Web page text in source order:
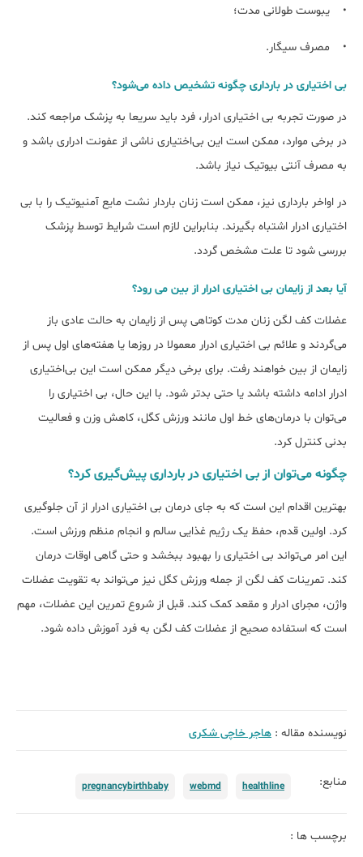
• یبوست طولانی مدت؛
• مصرف سیگار.
بی اختیاری در بارداری چگونه تشخیص داده می‌شود؟
در صورت تجربه بی اختیاری ادرار، فرد باید سریعا به پزشک مراجعه کند.
در برخی موارد، ممکن است این بی‌اختیاری ناشی از عفونت ادراری باشد و
به مصرف آنتی بیوتیک نیاز باشد.
در اواخر بارداری نیز، ممکن است زنان باردار نشت مایع آمنیوتیک را با بی
اختیاری ادرار اشتباه بگیرند. بنابراین لازم است شرایط توسط پزشک
بررسی شود تا علت مشخص گردد.
آیا بعد از زایمان بی اختیاری ادرار از بین می رود؟
عضلات کف لگن زنان مدت کوتاهی پس از زایمان به حالت عادی باز
می‌گردند و علائم بی اختیاری ادرار معمولا در روزها یا هفته‌های اول پس از
زایمان از بین خواهند رفت. برای برخی دیگر ممکن است این بی‌اختیاری
ادرار ادامه داشته باشد یا حتی بدتر شود. با این حال، بی اختیاری را
می‌توان با درمان‌های خط اول مانند ورزش کگل، کاهش وزن و فعالیت
بدنی کنترل کرد.
چگونه می‌توان از بی اختیاری در بارداری پیش‌گیری کرد؟
بهترین اقدام این است که به جای درمان بی اختیاری ادرار از آن جلوگیری
کرد. اولین قدم، حفظ یک رژیم غذایی سالم و انجام منظم ورزش است.
این امر می‌تواند بی اختیاری را بهبود ببخشد و حتی گاهی اوقات درمان
کند. تمرینات کف لگن از جمله ورزش کگل نیز می‌تواند به تقویت عضلات
واژن، مجرای ادرار و مقعد کمک کند. قبل از شروع تمرین این عضلات، مهم
است که استفاده صحیح از عضلات کف لگن به فرد آموزش داده شود.
نویسنده مقاله : هاجر خاچی شکری
منابع: healthline
webmd
pregnancybirthbaby
برچسب ها :